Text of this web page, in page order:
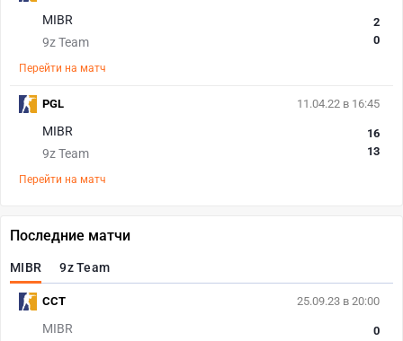
MIBR
9z Team
2
0
Перейти на матч
11.04.22 в 16:45
MIBR
9z Team
16
13
Перейти на матч
PGL
Последние матчи
MIBR 9z Team
25.09.23 в 20:00
MIBR 0
CCT